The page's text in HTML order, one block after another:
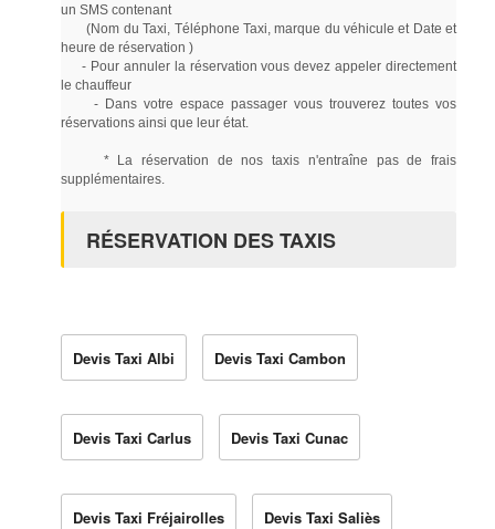
un SMS contenant
(Nom du Taxi, Téléphone Taxi, marque du véhicule et Date et
heure de réservation )
- Pour annuler la réservation vous devez appeler directement
le chauffeur
- Dans votre espace passager vous trouverez toutes vos
réservations ainsi que leur état.
* La réservation de nos taxis n'entraîne pas de frais
supplémentaires.
RÉSERVATION DES TAXIS
Devis Taxi Albi Devis Taxi Cambon
Devis Taxi Carlus Devis Taxi Cunac
Devis Taxi Fréjairolles Devis Taxi Saliès